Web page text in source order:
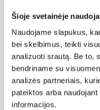
Šioje svetainėje
Naudojame slapukus,
bei skelbimus, teikti
analizuoti srautą. Be to,
bendriname su
analizės partneriais,
pateiktos arba
informacijos.
Tartu mieste
šią žiemą kviečia
planetos
Riaumojantys,
reaguojantys
plakti kiekvieno
galės susi[ažinti su
turinčiais tūkstantį